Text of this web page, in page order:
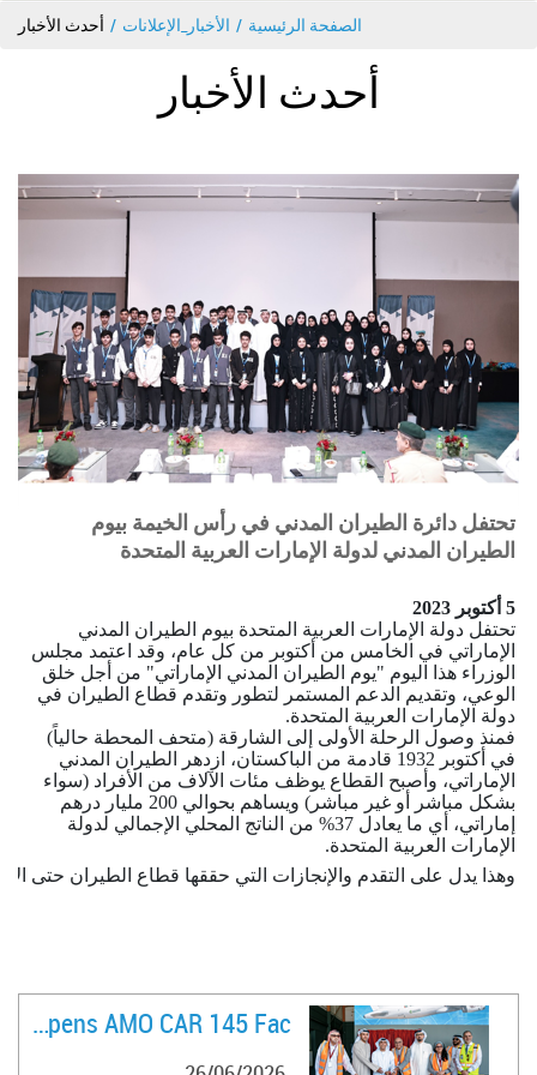
الصفحة الرئيسية الأخبار_الإعلانات أحدث الأخبار
أحدث الأخبار
تحتفل دائرة الطيران المدني في رأس الخيمة بيوم
الطيران المدني لدولة الإمارات العربية المتحدة
5 أكتوبر 2023
تحتفل دولة الإمارات العربية المتحدة بيوم الطيران المدني
الإماراتي في الخامس من أكتوبر من كل عام، وقد اعتمد مجلس
الوزراء هذا اليوم "يوم الطيران المدني الإماراتي" من أجل خلق
الوعي، وتقديم الدعم المستمر لتطور وتقدم قطاع الطيران في
دولة الإمارات العربية المتحدة.
فمنذ وصول الرحلة الأولى إلى الشارقة (متحف المحطة حالياً)
في أكتوبر 1932 قادمة من الباكستان، ازدهر
الطيران المدني
الإماراتي، وأصبح القطاع يوظف مئات الآلاف من ا لأفراد (سواء
بشكل مباشر أو غير مباشر) ويساهم بحوالي 200 مليار درهم
إماراتي، أي ما يعادل 37% من الناتج المحلي الإجمالي لدولة
الإمارات العربية المتحدة.
وهذا يدل على التقدم والإنجازات التي حققها قطاع الطيران حتى
العربية المتحدة، والتي ستركز على تقديم الوعي الشامل في
مجال الطيران، وتعريف الطلبة الإماراتيين بالتخصصات والوظائف
المتوفرة في المجال. وسيتم توجيههم أيضًا إلى المؤسسات
المتخصصة حيث يمكنهم من الدراسة والتخصص في المجال.
FlyVaayu Opens AMO CAR 145 Fac ..